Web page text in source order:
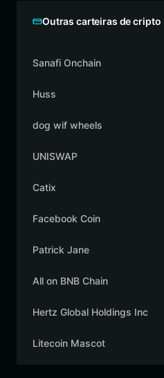
Outras carteiras de cripto
Sanafi Onchain
Huss
dog wif wheels
UNISWAP
Catix
Facebook Coin
Patrick Jane
All on BNB Chain
Hertz Global Holdings Inc
Litecoin Mascot